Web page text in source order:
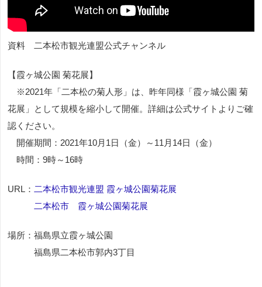
資料 二本松市観光連盟公式チャンネル
【霞ヶ城公園 菊花展】
※2021年「二本松の菊人形」は、昨年同様「霞ヶ城公園 菊
花展」として規模を縮小して開催。詳細は公式サイトよりご確
認ください。
開催期間：2021年10月1日（金）～11月14日（金）
時間：9時～16時
URL： 二本松市観光連盟 霞ヶ城公園菊花展
二本松市 霞ヶ城公園菊花展
場所：福島県立霞ヶ城公園
福島県二本松市郭内3丁目